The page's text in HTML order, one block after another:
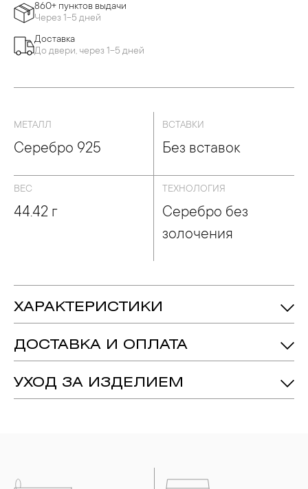
860+ пунктов выдачи
Через 1-5 дней
Доставка
До двери, через 1-5 дней
МЕТАЛЛ
Серебро 925
ВСТАВКИ
Без вставок
ВЕС
44.42 г
ТЕХНОЛОГИЯ
Серебро без
золочения
ХАРАКТЕРИСТИКИ
Металл: Серебро 925
Технология: Серебро Без Золочения
ДОСТАВКА И ОПЛАТА
УХОД ЗА ИЗДЕЛИЕМ
активный кислород и при нанесении косметических
средств. Современные косметические средства содержат в